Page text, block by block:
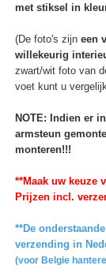
met stiksel in
(De foto's zijn een
willekeurig
zwart/wit foto van
voet kunt u
NOTE: Indien er
armsteun
monteren!!!
**Maak uw keuze
Prijzen incl.
**De
verzending in
(voor Belgie